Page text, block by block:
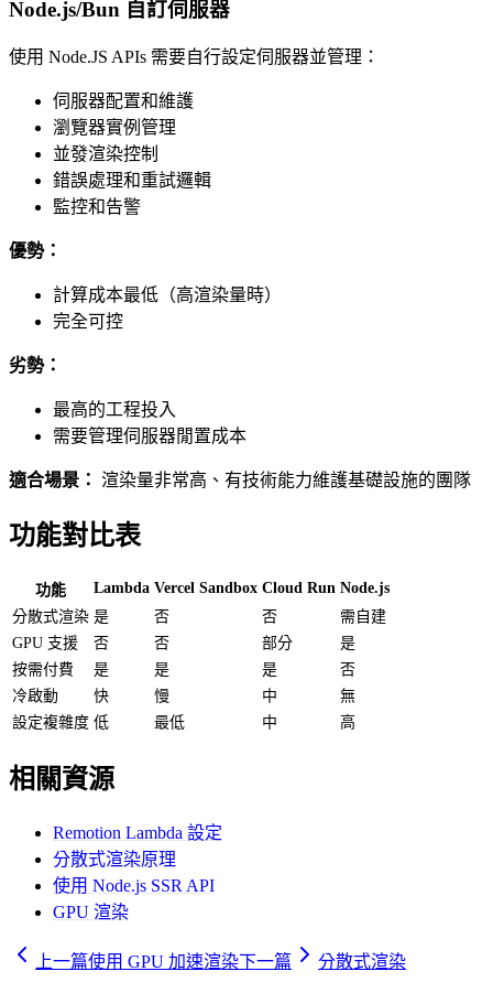
Node.js/Bun 自訂伺服器
使用 Node.JS APIs 需要自行設定伺服器並管理：
伺服器配置和維護
瀏覽器實例管理
並發渲染控制
錯誤處理和重試邏輯
監控和告警
優勢：
計算成本最低（高渲染量時）
完全可控
劣勢：
最高的工程投入
需要管理伺服器閒置成本
適合場景： 渲染量非常高、有技術能力維護基礎設施的團隊
功能對比表
功能 Lambda Vercel Sandbox Cloud Run Node.js
分散式渲染 是 否 否
需自建
GPU 支援
否 否 部分
是
按需付費
是 是 是
否
冷啟動
快 慢 中
無
設定複雜度 低 最低 中 高
相關資源
Remotion Lambda 設定
分散式渲染原理
使用 Node.js SSR API
GPU 渲染
上一篇使用 GPU 加速渲染下一篇 分散式渲染